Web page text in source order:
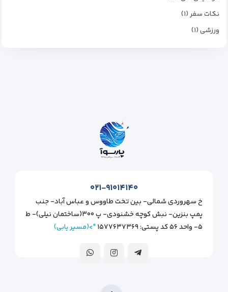
نکات سفر (۱)
ورزشی (۱)
۰۲۱-۹۱۰۱۴۱۴۰
خ سهروردی شمالی- بین تخت طاووس و عباس آباد- جنب
پمپ بنزین- نبش کوچه خشنودی- پ ۳۰۰(ساختمان نیلی)- ط
۵- واحد ۵۶ کد پستی: ۱۵۷۷۶۳۷۳۶۹
">(مسیر یابی)